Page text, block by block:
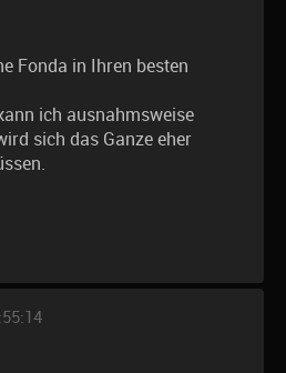
Fonda in Ihren besten
ich ausnahmsweise
sich das Ganze eher